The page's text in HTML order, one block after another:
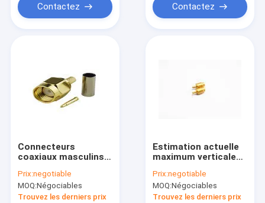
Contactez Contactez
Connecteurs
coaxiaux masculins
cuir embouti droit
sur les connecteurs
coaxiaux pour RG174
Prix:negotiable
MOQ:Négociables
Trouvez les derniers prix
Estimation actuelle
maximum verticale
coaxiaux de la
connexion rf/de
connecteur mâle De
Prix:negotiable
MOQ:Négociables
Trouvez les derniers prix